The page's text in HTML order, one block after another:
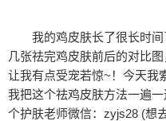
我的鸡皮肤长了很长时
几张祛完鸡皮肤前后的对比图
让我有点受宠若惊~！今天我
我把这个祛鸡皮肤方法一遍
个护肤老师微信：zyjs28 (想